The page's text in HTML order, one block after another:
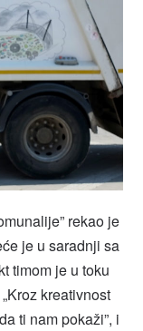
rekao je
je u saradnji sa
timom je u toku
kreativnost
ti nam pokaži”, i